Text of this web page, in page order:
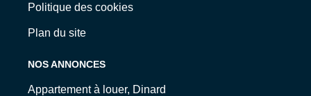
Politique des cookies
Plan du site
NOS ANNONCES
Appartement à louer, Dinard